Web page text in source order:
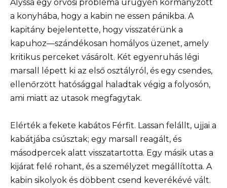
Alyssa egy orvosi probléma ürügyén kormányzott
a konyhába, hogy a kabin ne essen pánikba. A
kapitány bejelentette, hogy visszatérünk a
kapuhoz—szándékosan homályos üzenet, amely
kritikus perceket vásárolt. Két egyenruhás légi
marsall lépett ki az első osztályról, és egy csendes,
ellenőrzött hatósággal haladtak végig a folyosón,
ami miatt az utasok megfagytak.
Elérték a fekete kabátos Férfit. Lassan felállt, ujjai a
kabátjába csúsztak; egy marsall reagált, és
másodpercek alatt visszatartotta. Egy másik utas a
kijárat felé rohant, és a személyzet megállította. A
kabin sikolyok és döbbent csend keverékévé vált.